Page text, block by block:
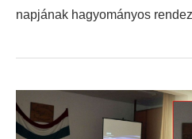
napjának hagyományos